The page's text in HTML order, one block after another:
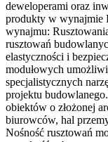
deweloperami oraz
produkty w wynajmie
wynajmu:
rusztowań
elastyczności i
modułowych
specjalistycznych
projektu
obiektów o złożonej
biurowców, hal
Nośność rusztowań